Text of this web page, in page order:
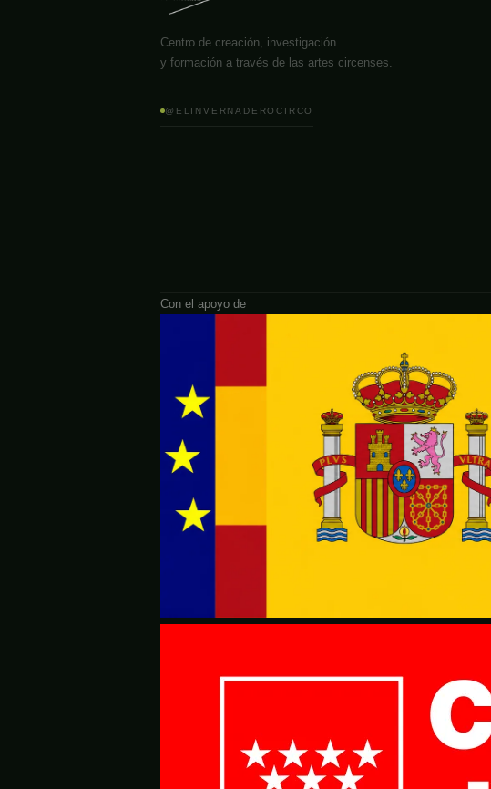
Centro de creación, investigación
y formación a través de las artes circenses.
@ELINVERNADEROCIRCO
Con el apoyo de